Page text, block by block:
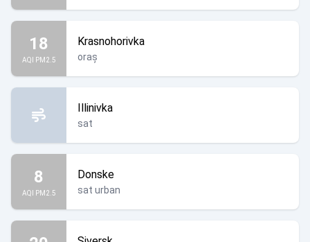
18
AQI PM2.5
Krasnohorivka
oraș
Illinivka
sat
8
AQI PM2.5
Donske
sat urban